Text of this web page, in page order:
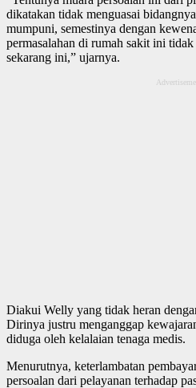
dikatakan tidak menguasai
mumpuni, semestinya dengan
permasalahan di rumah sakit ini
sekarang ini,” ujarnya.
Diakui Welly yang tidak heran
Dirinya justru menganggap
diduga oleh kelalaian tenaga medis.
Menurutnya, keterlambatan
persoalan dari pelayanan terhadap